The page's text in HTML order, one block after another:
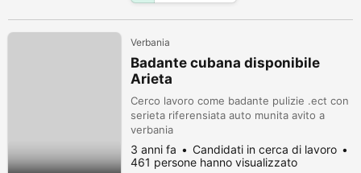
Verbania
Badante cubana disponibile
Arieta
Cerco lavoro come badante pulizie .ect con
serieta riferensiata auto munita avito a
verbania
3 anni fa
Candidati in cerca di lavoro
461 persone hanno visualizzato